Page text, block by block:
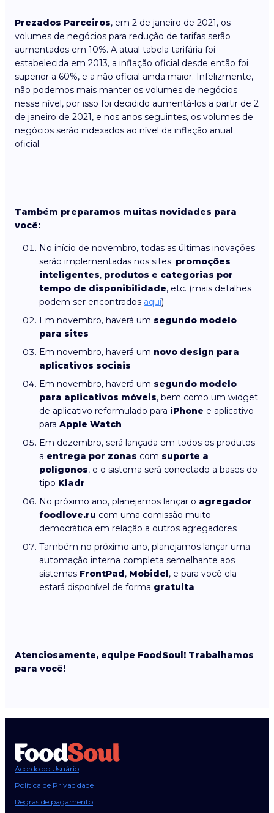
Prezados Parceiros, em 2 de janeiro de 2021, os
volumes de negócios para redução de tarifas serão
aumentados em 10%. A atual tabela tarifária foi
estabelecida em 2013, a inflação oficial desde então foi
superior a 60%, e a não oficial ainda maior. Infelizmente,
não podemos mais manter os volumes de negócios
nesse nível, por isso foi decidido aumentá-los a partir de 2
de janeiro de 2021, e nos anos seguintes, os volumes de
negócios serão indexados ao nível da inflação anual
oficial.
Também preparamos muitas novidades para
você:
No início de novembro, todas as últimas inovações
serão implementadas nos sites: promoções
inteligentes, produtos e categorias por
tempo de disponibilidade, etc. (mais detalhes
podem ser encontrados aqui)
Em novembro, haverá um segundo modelo
para sites
Em novembro, haverá um novo design para
aplicativos sociais
Em novembro, haverá um segundo modelo
para aplicativos móveis, bem como um widget
de aplicativo reformulado para iPhone e aplicativo
para Apple Watch
Em dezembro, será lançada em todos os produtos
a entrega por zonas com suporte a
polígonos, e o sistema será conectado a bases do
tipo Kladr
No próximo ano, planejamos lançar o agregador
foodlove.ru com uma comissão muito
democrática em relação a outros agregadores
Também no próximo ano, planejamos lançar uma
automação interna completa semelhante aos
sistemas FrontPad, Mobidel, e para você ela
estará disponível de forma gratuita
Atenciosamente, equipe FoodSoul! Trabalhamos
para você!
Acordo do Usuário
Política de Privacidade
Regras de pagamento